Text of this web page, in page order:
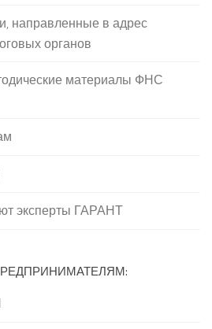
направленные в адрес
органов
материалы ФНС
эксперты ГАРАНТ